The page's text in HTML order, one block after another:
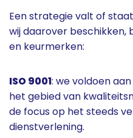
Een strategie valt of
wij daarover beschikken,
en keurmerken:
ISO 9001: we voldoen
het gebied van
de focus op het steeds
dienstverlening.